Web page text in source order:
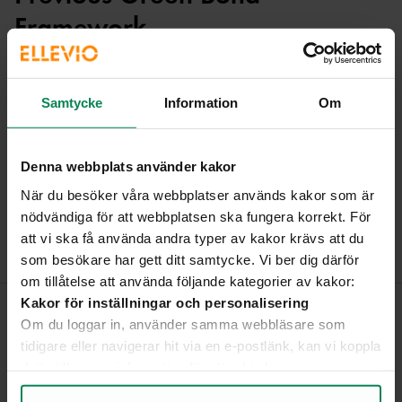
Samtycke Information Om
Denna webbplats använder kakor
När du besöker våra webbplatser används kakor som är
nödvändiga för att webbplatsen ska fungera korrekt. För
att vi ska få använda andra typer av kakor krävs att du
som besökare har gett ditt samtycke. Vi ber dig därför
om tillåtelse att använda följande kategorier av kakor:
Kakor för inställningar och personalisering
Om du loggar in, använder samma webbläsare som
tidigare eller navigerar hit via en e-postlänk, kan vi koppla
personlig upplevelse på webbplatsen och i vår
Framework
Ellevio launched its’ first framework for green financing in
framework.
Green Financing Documents Fäll ut
Information from Ellevio AB,
updated on 16 April 2024